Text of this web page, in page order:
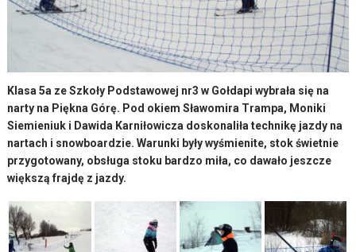
Klasa 5a ze Szkoły Podstawowej nr3 w Gołdapi wybrała się na
narty na Piękna Górę. Pod okiem Sławomira Trampa, Moniki
Siemieniuk i Dawida Karniłowicza doskonaliła technikę jazdy na
nartach i snowboardzie. Warunki były wyśmienite, stok świetnie
przygotowany, obsługa stoku bardzo miła, co dawało jeszcze
większą frajdę z jazdy.